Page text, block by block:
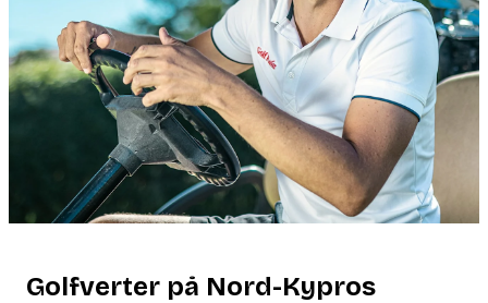
Golfverter på Nord-Kypros